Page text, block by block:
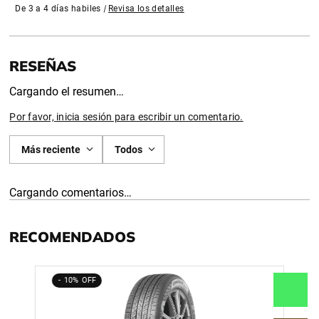
De 3 a 4 días habiles | Revisa los detalles
Cargando el resumen…
Por favor, inicia sesión para escribir un comentario.
Más reciente Todos
Cargando comentarios…
RECOMENDADOS
10%